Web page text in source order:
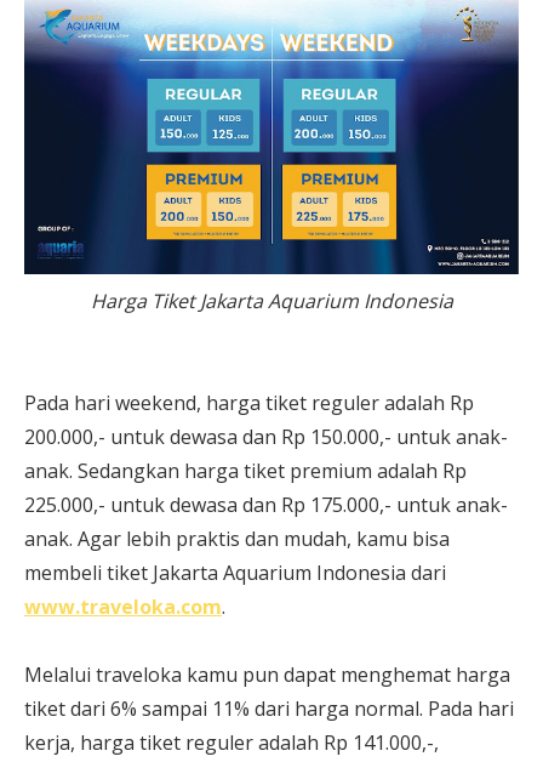
Harga Tiket Jakarta Aquarium Indonesia
Pada hari weekend, harga tiket reguler adalah Rp
200.000,- untuk dewasa dan Rp 150.000,- untuk anak-
anak. Sedangkan harga tiket premium adalah Rp
225.000,- untuk dewasa dan Rp 175.000,- untuk anak-
anak. Agar lebih praktis dan mudah, kamu bisa
membeli tiket Jakarta Aquarium Indonesia dari
www.traveloka.com.
Melalui traveloka kamu pun dapat menghemat harga
tiket dari 6% sampai 11% dari harga normal. Pada hari
kerja, harga tiket reguler adalah Rp 141.000,-,